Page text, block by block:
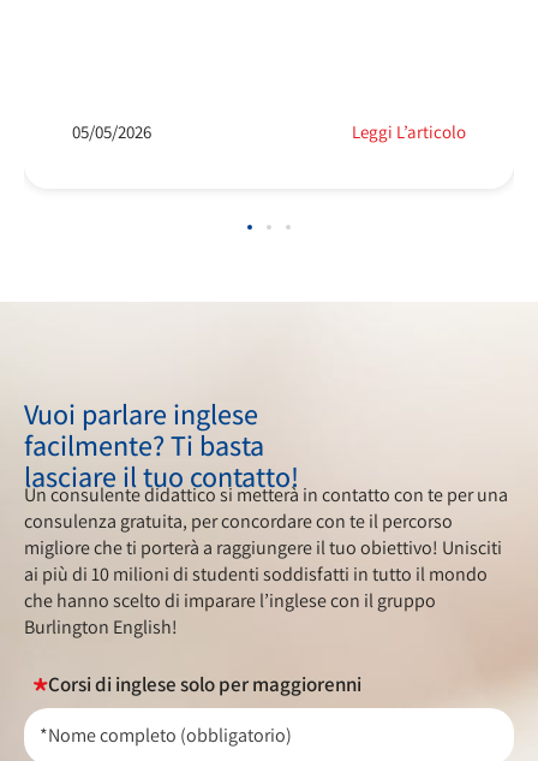
Leggi L’articolo
05/05/2026
Vuoi parlare inglese
facilmente? Ti basta
lasciare il tuo contatto!
Un consulente didattico si metterà in contatto con te per una
consulenza gratuita, per concordare con te il percorso
migliore che ti porterà a raggiungere il tuo obiettivo! Unisciti
ai più di 10 milioni di studenti soddisfatti in tutto il mondo
che hanno scelto di imparare l’inglese con il gruppo
Burlington English!
Corsi di inglese solo per maggiorenni
*Nome completo (obbligatorio)